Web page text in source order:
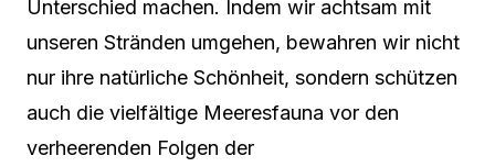
Unterschied machen. Indem wir achtsam mit
unseren Stränden umgehen, bewahren wir nicht
nur ihre natürliche Schönheit, sondern schützen
auch die vielfältige Meeresfauna vor den
verheerenden Folgen der